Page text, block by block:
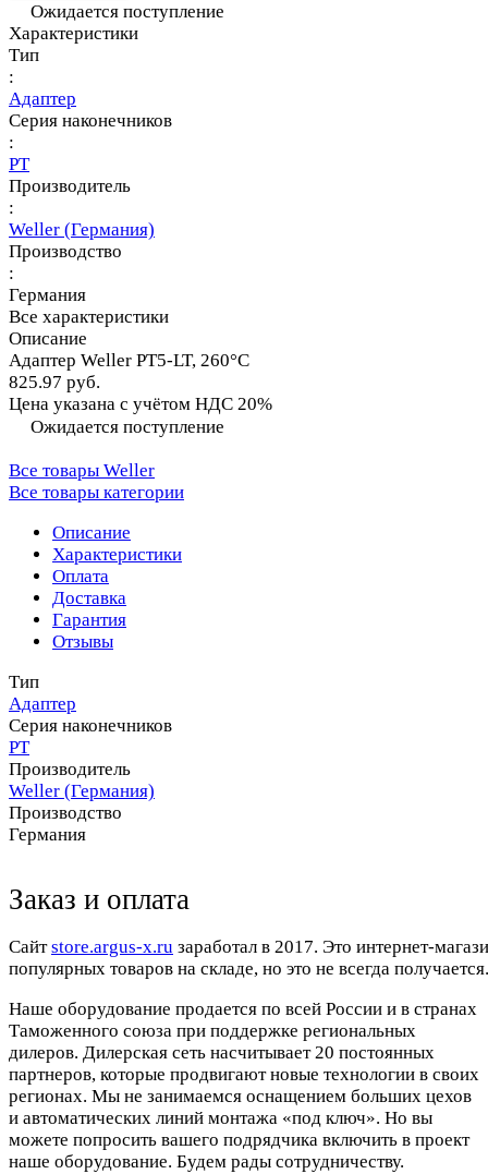
Ожидается поступление
Характеристики
Тип
:
Адаптер
Серия наконечников
:
PT
Производитель
:
Weller (Германия)
Производство
:
Германия
Все характеристики
Описание
Адаптер Weller PT5-LT, 260°C
825.97 руб.
Цена указана с учётом НДС 20%
Ожидается поступление
Все товары Weller
Все товары категории
Описание
Характеристики
Оплата
Доставка
Гарантия
Отзывы
Тип
Адаптер
Серия наконечников
PT
Производитель
Weller (Германия)
Производство
Германия
Заказ и оплата
Cайтstore.argus-x.ru заработал в 2017. Это интернет-
популярных товаров на складе, но это не всегда
Наше оборудование продается по всей России и в странах
Таможенного союза при поддержке региональных
дилеров. Дилерская сеть насчитывает 20 постоянных
партнеров, которые продвигают новые технологии в своих
регионах. Мы не занимаемся оснащением больших цехов
и автоматических линий монтажа «под ключ». Но вы
можете попросить вашего подрядчика включить в проект
наше оборудование. Будем рады сотрудничеству.